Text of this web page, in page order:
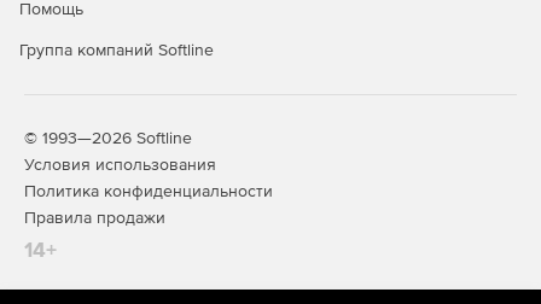
Скрытие внутренней сети. Поддержка технологий
Интеграция с внешними системами анализа событий
L2VPN.
Помощь
Группа компаний Softline
© 1993—2026 Softline
Условия использования
Политика конфиденциальности
Правила продажи
14+